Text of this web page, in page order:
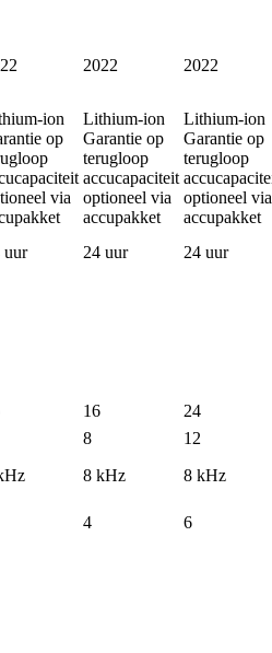
2022
2022
ion
op
via
Lithium-ion
Garantie op
terugloop
accucapaciteit
optioneel via
accupakket
Lithium-ion
Garantie op
terugloop
optioneel via
accupakket
uur 24 uur
24 uur
16
24
8
12
8 kHz
8 kHz
4
6